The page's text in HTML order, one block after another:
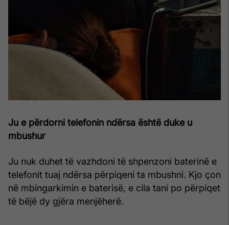
Ju e përdorni telefonin ndërsa është duke u
mbushur
Ju nuk duhet të vazhdoni të shpenzoni baterinë e
telefonit tuaj ndërsa përpiqeni ta mbushni. Kjo çon
në mbingarkimin e baterisë, e cila tani po përpiqet
të bëjë dy gjëra menjëherë.